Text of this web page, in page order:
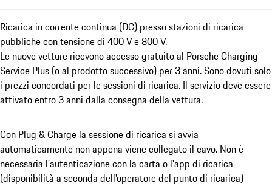
Ricarica in corrente continua (DC) presso stazioni di ricarica
pubbliche con tensione di 400 V e 800 V.
Le nuove vetture ricevono accesso gratuito al Porsche Charging
Service Plus (o al prodotto successivo) per 3 anni. Sono dovuti solo
i prezzi concordati per le sessioni di ricarica. Il servizio deve essere
attivato entro 3 anni dalla consegna della vettura.
Con Plug & Charge la sessione di ricarica si avvia
automaticamente non appena viene collegato il cavo. Non è
necessaria l'autenticazione con la carta o l'app di ricarica
(disponibilità a seconda dell'operatore del punto di ricarica)